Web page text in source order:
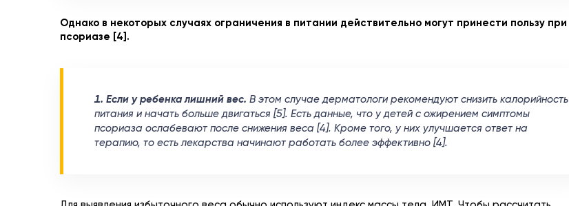
Однако в некоторых случаях ограничения в питании действительно могут принести пользу при
псориазе [4].
1. Если у ребенка лишний вес. В этом случае дерматологи рекомендуют снизить калорийность
питания и начать больше двигаться [5]. Есть данные, что у детей с ожирением симптомы
псориаза ослабевают после снижения веса [4]. Кроме того, у них улучшается ответ на
терапию, то есть лекарства начинают работать более эффективно [4].